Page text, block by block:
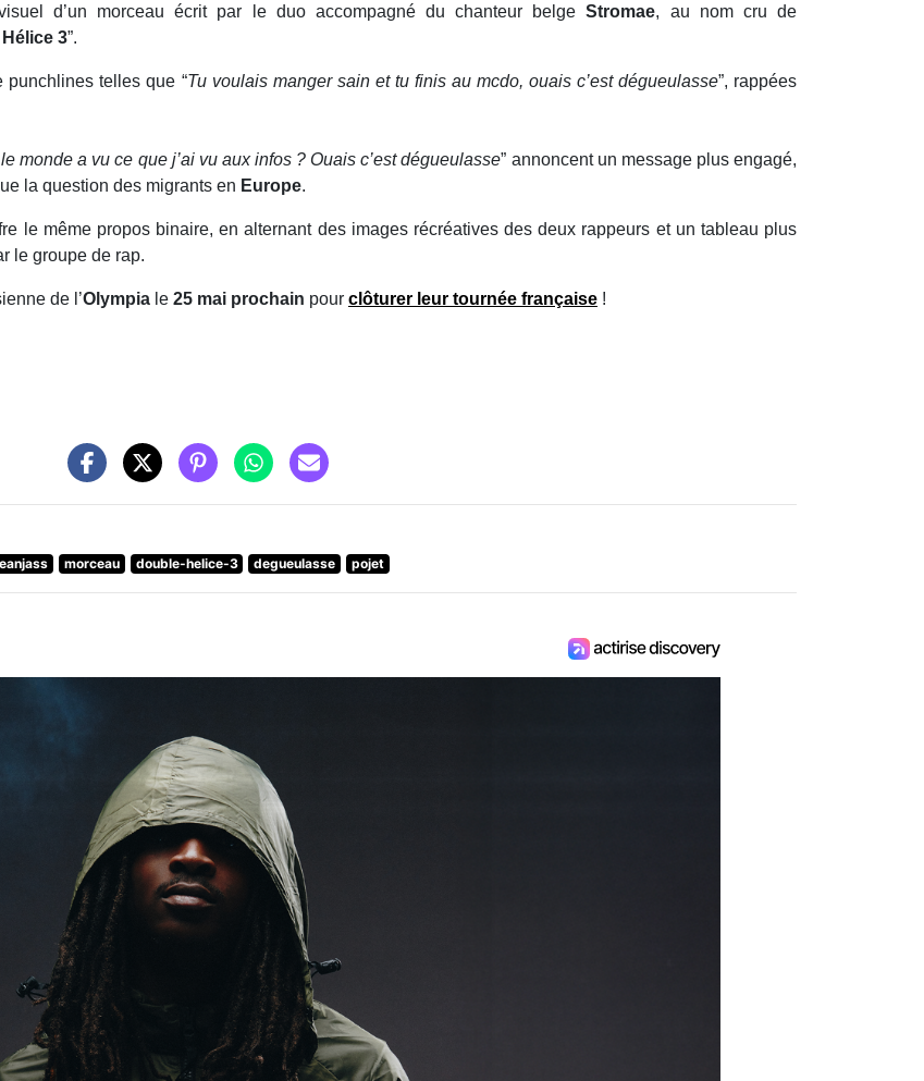
d’un morceau écrit par le duo accompagné du chanteur belgeStromae, au nom cru de
3”.
punchlines telles que “Tu voulais manger sain et tu finis au mcdo, ouais c’est dégueulasse”, rappées
monde a vu ce que j’ai vu aux infos ? Ouais c’est dégueulasse” annoncent un message plus engagé,
la question des migrants en Europe.
le même propos binaire, en alternant des images récréatives des deux rappeurs et un tableau plus
le groupe de rap.
de l’Olympia le 25 mai prochain pour clôturer leur tournée française !
morceau double-helice-3 degueulasse pojet